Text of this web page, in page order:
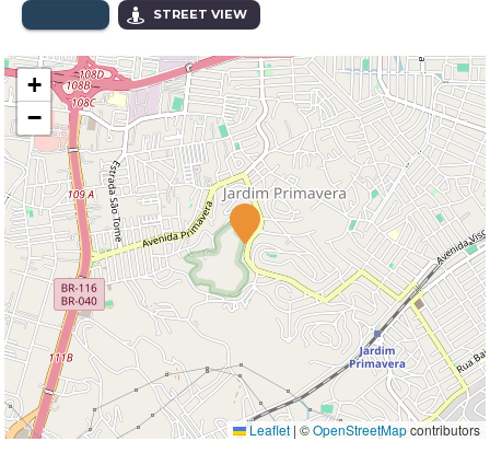
STREET VIEW
+
−
Leaflet | ©OpenStreetMapcontributors